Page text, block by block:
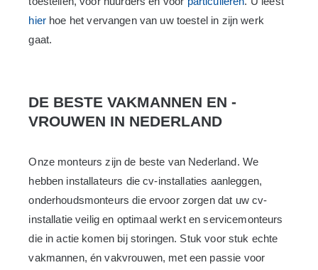
hier hoe het vervangen van uw toestel in zijn werk
gaat.
DE BESTE VAKMANNEN EN -
VROUWEN IN NEDERLAND
Onze monteurs zijn de beste van Nederland. We
hebben installateurs die cv-installaties aanleggen,
onderhoudsmonteurs die ervoor zorgen dat uw cv-
installatie veilig en optimaal werkt en servicemonteurs
die in actie komen bij storingen. Stuk voor stuk echte
vakmannen, én vakvrouwen, met een passie voor